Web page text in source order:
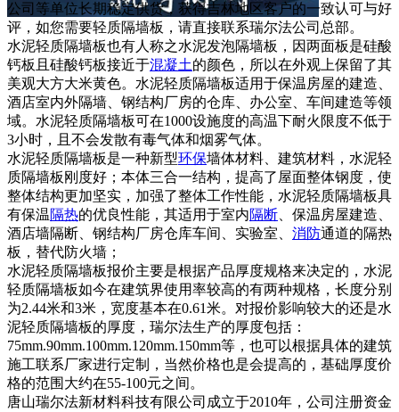
公司等单位长期稳定供货，获得吉林地区客户的一致认可与好
评，如您需要轻质隔墙板，请直接联系瑞尔法公司总部。
水泥轻质隔墙板也有人称之水泥发泡隔墙板，因两面板是硅酸
钙板且硅酸钙板接近于混凝土的颜色，所以在外观上保留了其
美观大方大米黄色。水泥轻质隔墙板适用于保温房屋的建造、
酒店室内外隔墙、钢结构厂房的仓库、办公室、车间建造等领
域。水泥轻质隔墙板可在1000设施度的高温下耐火限度不低于
3小时，且不会发散有毒气体和烟雾气体。
水泥轻质隔墙板是一种新型环保墙体材料、建筑材料，水泥轻
质隔墙板刚度好；本体三合一结构，提高了屋面整体钢度，使
整体结构更加坚实，加强了整体工作性能，水泥轻质隔墙板具
有保温隔热的优良性能，其适用于室内隔断 、保温房屋建造、
酒店墙隔断、钢结构厂房仓库车间、实验室、 消防通道的隔热
板，替代防火墙；
水泥轻质隔墙板报价主要是根据产品厚度规格来决定的，水泥
轻质隔墙板如今在建筑界使用率较高的有两种规格，长度分别
为2.44米和3米，宽度基本在0.61米。对报价影响较大的还是水
泥轻质隔墙板的厚度，瑞尔法生产的厚度包括：
75mm.90mm.100mm.120mm.150mm等，也可以根据具体的建筑
施工联系厂家进行定制，当然价格也是会提高的，基础厚度价
格的范围大约在55-100元之间。
唐山瑞尔法新材料科技有限公司成立于2010年，公司注册资金